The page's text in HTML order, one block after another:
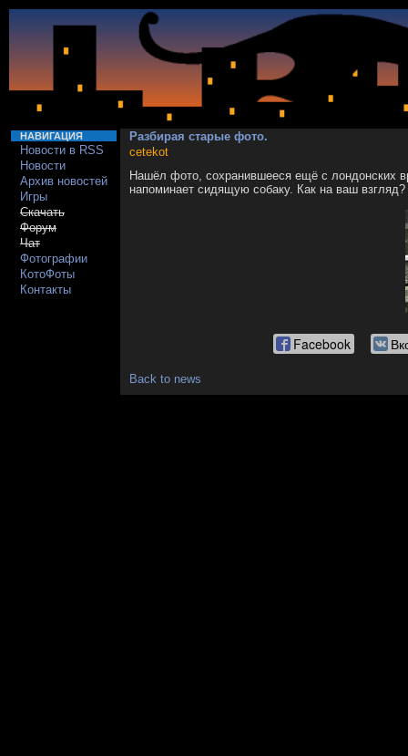
НАВИГАЦИЯ
Новости в RSS
Новости
Архив новостей
Игры
Скачать
Форум
Чат
Фотографии
КотоФоты
Контакты
Разбирая старые фото.
cetekot
Нашёл фото, сохранившееся ещё с лондонских
напоминает сидящую собаку. Как на ваш взгляд?
Facebook
Back to news